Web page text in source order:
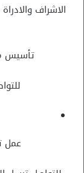
الاشراف
تأسيس
عمل